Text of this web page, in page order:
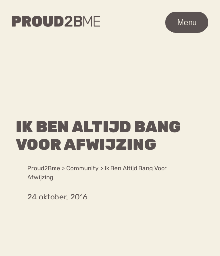
Menu
IK BEN ALTIJD BANG
VOOR AFWIJZING
Proud2Bme > Community > Ik Ben Altijd Bang Voor
Afwijzing
24 oktober, 2016
Menu
Content
Over ons
WAAR BEN JE NAAR OP
Over proud2bme
Contact
Vacatures
Privacyverklaring